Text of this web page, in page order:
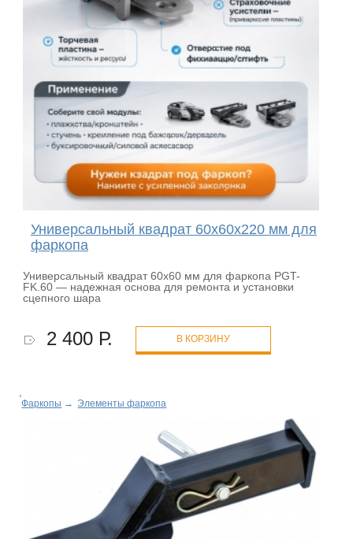
Универсальный квадрат 60х60x220 мм для
фаркопа
Универсальный квадрат 60х60 мм для фаркопа PGT-
FK.60 — надежная основа для ремонта и установки
сцепного шара
2 400 Р. В КОРЗИНУ
Фаркопы → Элементы фаркопа